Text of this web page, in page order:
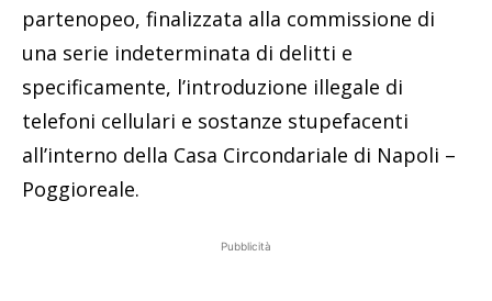
partenopeo, finalizzata alla commissione di
una serie indeterminata di delitti e
specificamente, l’introduzione illegale di
telefoni cellulari e sostanze stupefacenti
all’interno della Casa Circondariale di Napoli –
Poggioreale.
Pubblicità